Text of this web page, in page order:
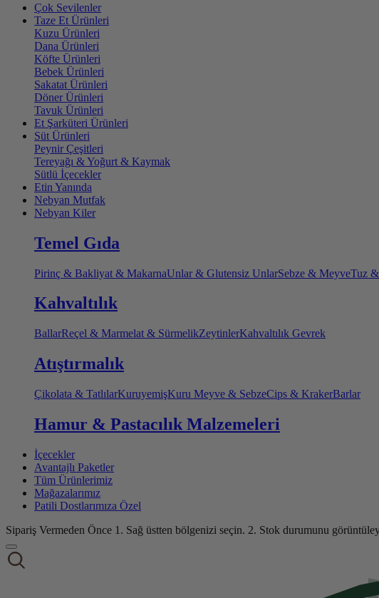
Çok Sevilenler
Taze Et Ürünleri
Kuzu Ürünleri
Dana Ürünleri
Köfte Ürünleri
Bebek Ürünleri
Sakatat Ürünleri
Döner Ürünleri
Tavuk Ürünleri
Et Şarküteri Ürünleri
Süt Ürünleri
Peynir Çeşitleri
Tereyağı & Yoğurt & Kaymak
Sütlü İçecekler
Etin Yanında
Nebyan Mutfak
Nebyan Kiler
Temel Gıda
Pirinç & Bakliyat & MakarnaUnlar & Glutensiz UnlarSebze & MeyveTuz
Kahvaltılık
BallarReçel & Marmelat & SürmelikZeytinlerKahvaltılık Gevrek
Atıştırmalık
Çikolata & TatlılarKuruyemişKuru Meyve & SebzeCips & KrakerBarlar
Hamur & Pastacılık Malzemeleri
İçecekler
Avantajlı Paketler
Tüm Ürünlerimiz
Mağazalarımız
Patili Dostlarımıza Özel
Sipariş Vermeden Önce 1. Sağ üstten bölgenizi seçin. 2. Stok durumunu